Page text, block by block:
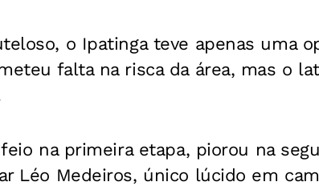
o Ipatinga teve apenas uma
falta na risca da área, mas o
na primeira etapa, piorou na
Léo Medeiros, único lúcido em